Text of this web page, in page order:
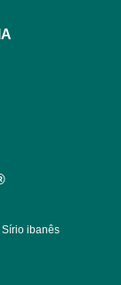
Sírio ibanês